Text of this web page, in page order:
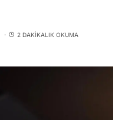
2 DAKIKALIK OKUMA